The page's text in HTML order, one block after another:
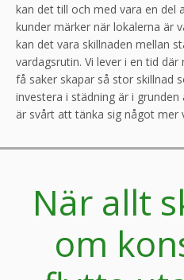
kan det till och med vara en del
kunder märker när lokalerna är
kan det vara skillnaden mellan
vardagsrutin. Vi lever i en tid
få saker skapar så stor skillnad
investera i städning är i
är svårt att tänka sig något mer
När allt
om